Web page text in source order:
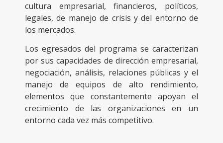
cultura empresarial, financieros, políticos,
legales, de manejo de crisis y del entorno de
los mercados.
Los egresados del programa se caracterizan
por sus capacidades de dirección empresarial,
negociación, análisis, relaciones públicas y el
manejo de equipos de alto rendimiento,
elementos que constantemente apoyan el
crecimiento de las organizaciones en un
entorno cada vez más competitivo.